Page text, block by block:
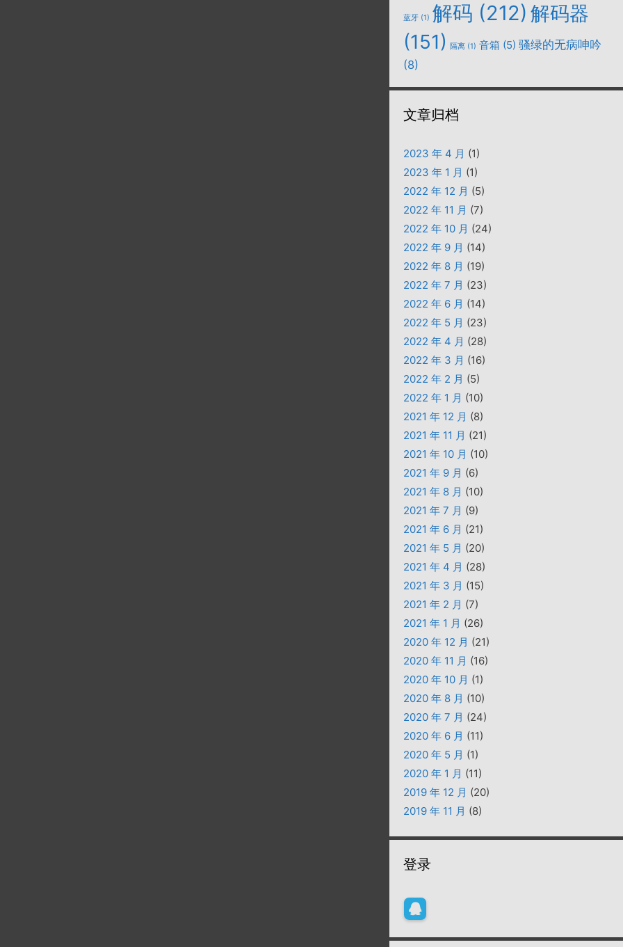
蓝牙 (1) 解码 (212) 解码器
(151) 隔离 (1) 音箱 (5) 骚绿的无病呻吟
(8)
文章归档
2023 年 4 月 (1)
2023 年 1 月 (1)
2022 年 12 月 (5)
2022 年 11 月 (7)
2022 年 10 月 (24)
2022 年 9 月 (14)
2022 年 8 月 (19)
2022 年 7 月 (23)
2022 年 6 月 (14)
2022 年 5 月 (23)
2022 年 4 月 (28)
2022 年 3 月 (16)
2022 年 2 月 (5)
2022 年 1 月 (10)
2021 年 12 月 (8)
2021 年 11 月 (21)
2021 年 10 月 (10)
2021 年 9 月 (6)
2021 年 8 月 (10)
2021 年 7 月 (9)
2021 年 6 月 (21)
2021 年 5 月 (20)
2021 年 4 月 (28)
2021 年 3 月 (15)
2021 年 2 月 (7)
2021 年 1 月 (26)
2020 年 12 月 (21)
2020 年 11 月 (16)
2020 年 10 月 (1)
2020 年 8 月 (10)
2020 年 7 月 (24)
2020 年 6 月 (11)
2020 年 5 月 (1)
2020 年 1 月 (11)
2019 年 12 月 (20)
2019 年 11 月 (8)
登录